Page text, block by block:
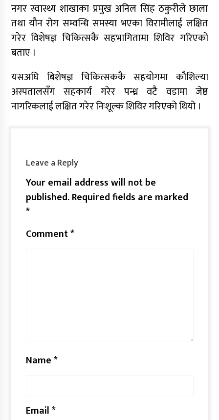
नगर स्वास्थ्य शाखाका प्रमुख अनिल सिंह ठकुरीले छाला
तथा यौन रोग सम्वन्धि समस्या भएका विरामीलाई लक्षित
गरेर विशेषज्ञ चिकित्सकै सहभागितामा शिविर गरिएको
बताए ।
यसअघि बिशेषज्ञ चिकित्सककै सहयोगमा कौशिल्या
अस्पतालसँग सहकार्य गरेर पन्ध्र वटै वडामा जेष्ठ
नागरिकलाई लक्षित गरेर निःशूल्क शिविर गरिएको थियो ।
Leave a Reply
Your email address will not be
published.Required fields are marked
*
Comment*
Name*
Email*